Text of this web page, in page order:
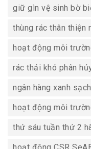
giữ gìn vệ sinh bờ
thùng rác thân thiện
hoạt động môi
rác thải khó phân
ngân hàng xanh
hoạt động môi
thứ sáu tuần thứ 2